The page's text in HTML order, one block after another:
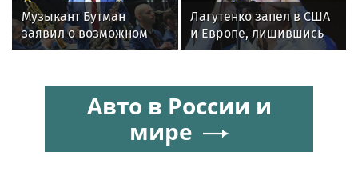
Музыкант Бутман
заявил о возможном
появлении первого в
Лагутенко запел в США
и Европе, лишившись
дома в Малибу
Авто в России и
мире